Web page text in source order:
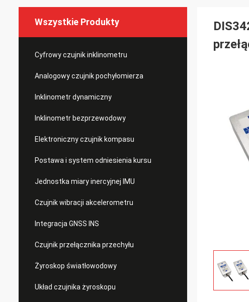
Wszystkie Produkty
Cyfrowy czujnik inklinometru
Analogowy czujnik pochyłomierza
Inklinometr dynamiczny
Inklinometr bezprzewodowy
Elektroniczny czujnik kompasu
Postawa i system odniesienia kursu
Jednostka miary inercyjnej IMU
Czujnik wibracji akcelerometru
Integracja GNSS INS
Czujnik przełącznika przechyłu
Żyroskop światłowodowy
Układ czujnika żyroskopu